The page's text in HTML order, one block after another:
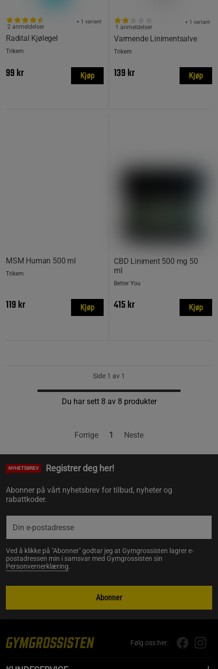
Radital Kjølegel
+ 1 variant
2 anmeldelser
Trikem
99 kr Kjøp
Varmende Linimentsalve
+ 1 variant
1 anmeldelser
Trikem
139 kr Kjøp
MSM Human 500 ml
Trikem
119 kr Kjøp
CBD Liniment 500 mg 50
ml
Better You
415 kr Kjøp
Side 1 av 1
Du har sett 8 av 8 produkter
Forrige 1 Neste
NYHETSBREV Registrer deg her!
Abonner på vårt nyhetsbrev for tilbud, nyheter og
rabattkoder.
Ved å klikke på "Abonner" godtar jeg at Gymgrossisten lagrer e-
postadressen min i samsvar med Gymgrossisten sin
Personvernerklæring.
Abonner
Følg oss her: